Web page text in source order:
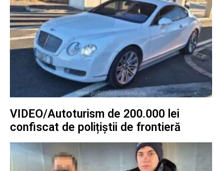
VIDEO/Autoturism de 200.000 lei
confiscat de polițiștii de frontieră